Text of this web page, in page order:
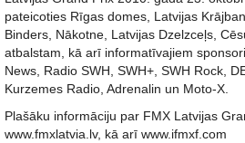
pateicoties Rīgas domes, Latvijas
Binders, Nākotne, Latvijas Dzelzceļs,
atbalstam, kā arī informatīvajiem
News, Radio SWH, SWH+, SWH Rock,
Kurzemes Radio, Adrenalin un Moto-X.
Plašāku informāciju par FMX Latvijas
www.fmxlatvia.lv, kā arī www.ifmxf.com